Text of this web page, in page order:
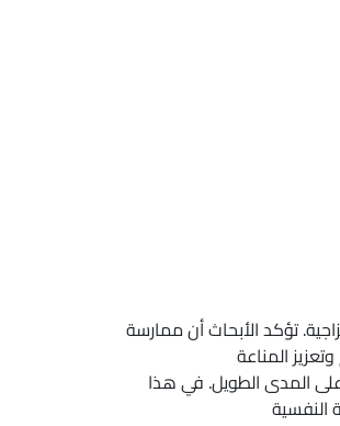
تؤكد الأبحاث أن ممارسة
على المدى الطويل. في هذا